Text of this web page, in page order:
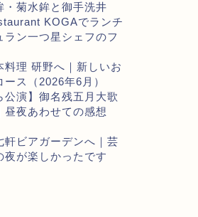
・菊水鉾と御手洗井
KOGAでランチ
ラン一つ星シェフのフ
料理 研野へ｜新しいお
ス（2026年6月）
公演】御名残五月大歌
夜あわせての感想
軒ビアガーデンへ｜芸
が楽しかったです